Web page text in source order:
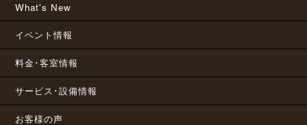
What's New
イベント情報
料金･客室情報
サービス･設備情報
お客様の声